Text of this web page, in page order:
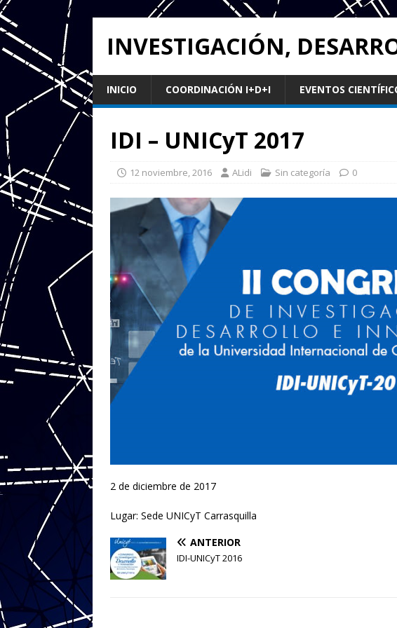
INVESTIGACIÓN,
INICIO COORDINACIÓN I+D+I EVENTOS
IDI – UNICyT 2017
12 noviembre, 2016 ALidi Sin categoría 0
2 de diciembre de 2017
Lugar: Sede UNICyT Carrasquilla
ANTERIOR
IDI-UNICyT 2016